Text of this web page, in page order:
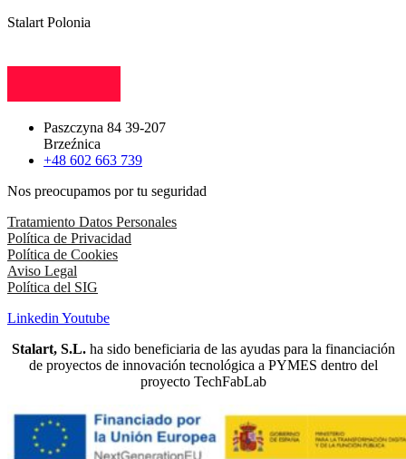
Stalart Polonia
Paszczyna 84 39-207
Brzeźnica
+48 602 663 739
Nos preocupamos por tu seguridad
Tratamiento Datos Personales
Política de Privacidad
Política de Cookies
Aviso Legal
Política del SIG
Linkedin Youtube
Stalart, S.L.ha sido beneficiaria de las ayudas para la financiación
de proyectos de innovación tecnológica a PYMES dentro del
proyecto TechFabLab